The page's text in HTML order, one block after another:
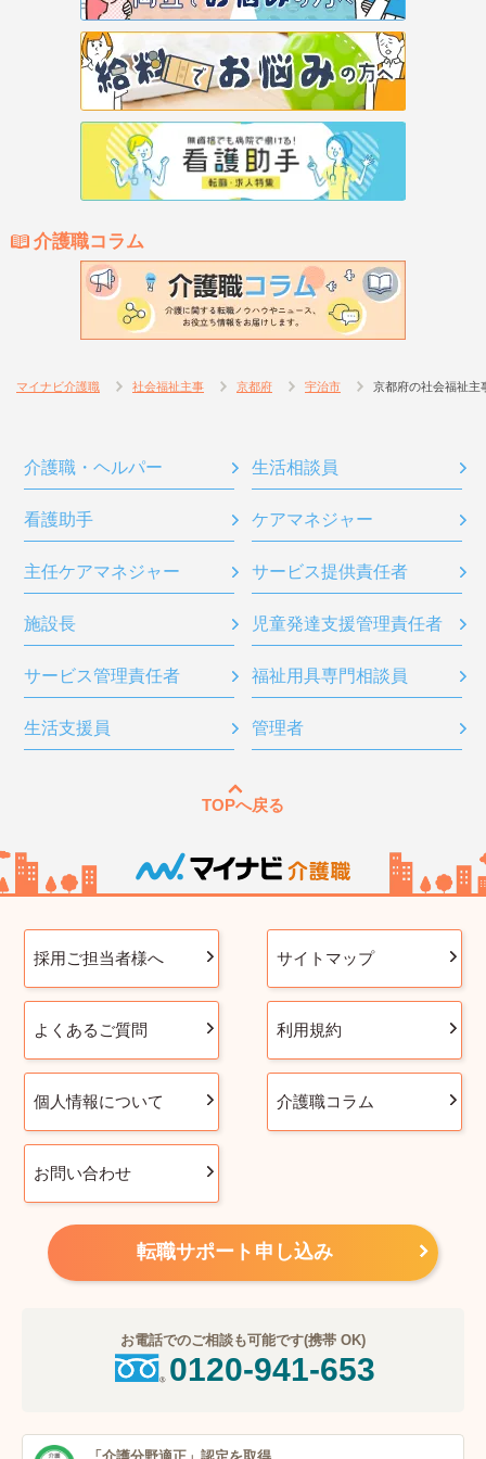
介護職コラム
マイナビ介護職 社会福祉主事 京都府 宇治市 京都府の社会福祉主
介護職・ヘルパー 生活相談員
看護助手 ケアマネジャー
主任ケアマネジャー サービス提供責任者
施設長 児童発達支援管理責任者
サービス管理責任者 福祉用具専門相談員
生活支援員 管理者
TOPへ戻る
採用ご担当者様へ サイトマップ
よくあるご質問 利用規約
個人情報について 介護職コラム
お問い合わせ
転職サポート申し込み
お電話でのご相談も可能です(携帯 OK)
0120-941-653